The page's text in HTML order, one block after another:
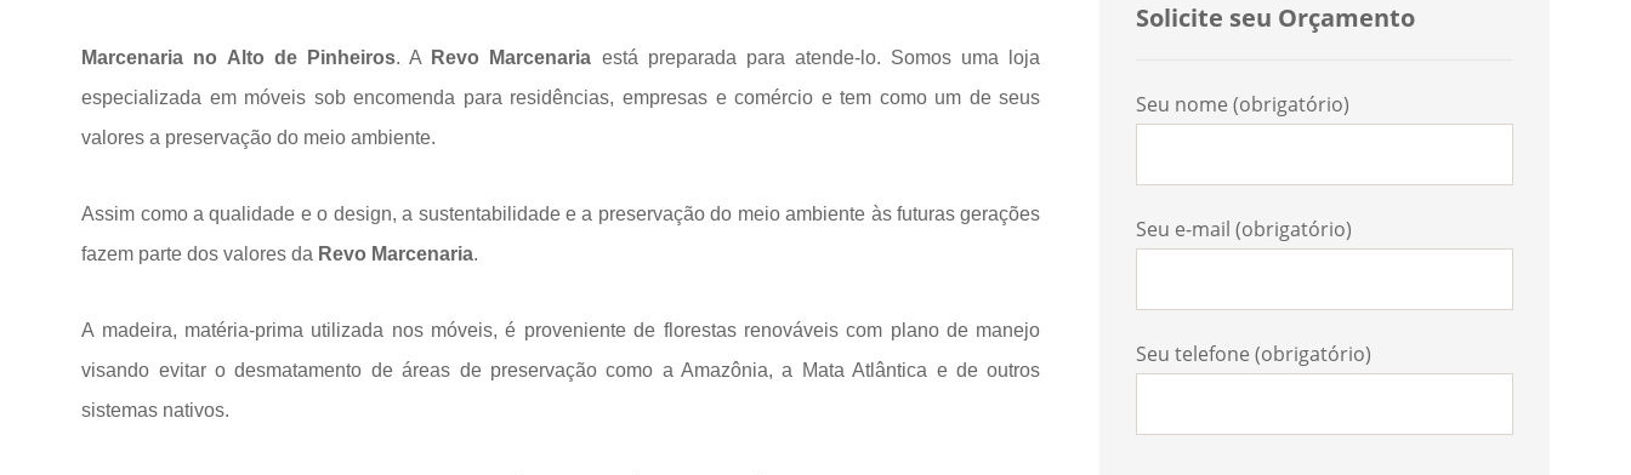
Marcenaria no Alto de Pinheiros. A Revo Marcenaria está preparada para atende-lo. Somos uma loja
especializada em móveis sob encomenda para residências, empresas e comércio e tem como um de seus
valores a preservação do meio ambiente.
Assim como a qualidade e o design, a sustentabilidade e a preservação do meio ambiente às futuras gerações
fazem parte dos valores da Revo Marcenaria.
A madeira, matéria-prima utilizada nos móveis, é proveniente de florestas renováveis com plano de manejo
visando evitar o desmatamento de áreas de preservação como a Amazônia, a Mata Atlântica e de outros
sistemas nativos.
Solicite seu Orçamento
Seu nome (obrigatório)
Seu e-mail (obrigatório)
Seu telefone (obrigatório)